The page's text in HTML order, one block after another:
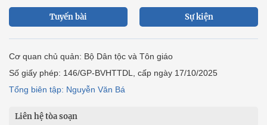
Tuyến bài Sự kiện
Cơ quan chủ quản: Bộ Dân tộc và Tôn giáo
Số giấy phép: 146/GP-BVHTTDL, cấp ngày 17/10/2025
Tổng biên tập: Nguyễn Văn Bá
Liên hệ tòa soạn